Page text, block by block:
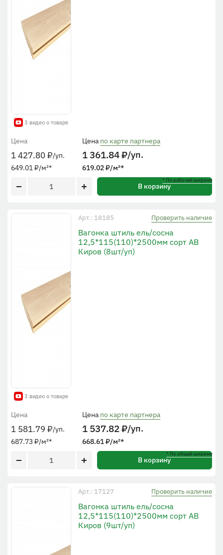
3 видео о товаре
Цена
1 427.80₽/уп.
649.01₽/м²*
Цена по карте партнера
1 361.84₽/уп.
619.02₽/м²*
* По рабочей ширине
В корзину
3 видео о товаре
Арт.: 18185 Проверить наличие
Вагонка штиль ель/сосна
12,5*115(110)*2500мм сорт АВ
Киров (8шт/уп)
Цена
1 581.79 ₽/уп.
687.73 ₽/м²*
Цена по карте партнера
1 537.82₽/уп.
668.61₽/м²*
* По общей ширине
В корзину
Арт.: 17127 Проверить наличие
Вагонка штиль ель/сосна
12,5*115(110)*2500мм сорт АВ
Киров (9шт/уп)